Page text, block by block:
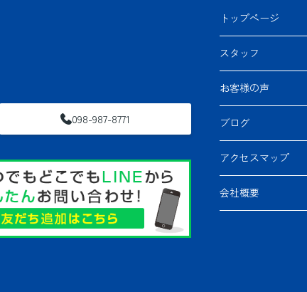
098-987-8771
トップページ
スタッフ
お客様の声
ブログ
アクセスマップ
会社概要